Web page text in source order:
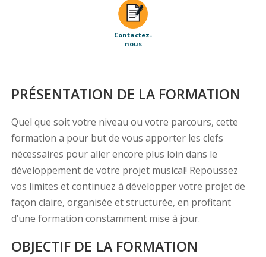
Contactez-
nous
PRÉSENTATION DE LA FORMATION
Quel que soit votre niveau ou votre parcours, cette
formation a pour but de vous apporter les clefs
nécessaires pour aller encore plus loin dans le
développement de votre projet musical! Repoussez
vos limites et continuez à développer votre projet de
façon claire, organisée et structurée, en profitant
d’une formation constamment mise à jour.
OBJECTIF DE LA FORMATION